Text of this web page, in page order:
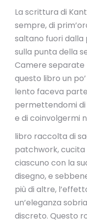
La scrittura di
sempre, di
saltano fuori dalla
sulla punta della
Camere
questo libro un
lento faceva
permettendomi di
e di coinvolgermi
libro raccolta di
patchwork, cucita
ciascuno con la
disegno, e
più di altre,
un’eleganza
discreto. Questo